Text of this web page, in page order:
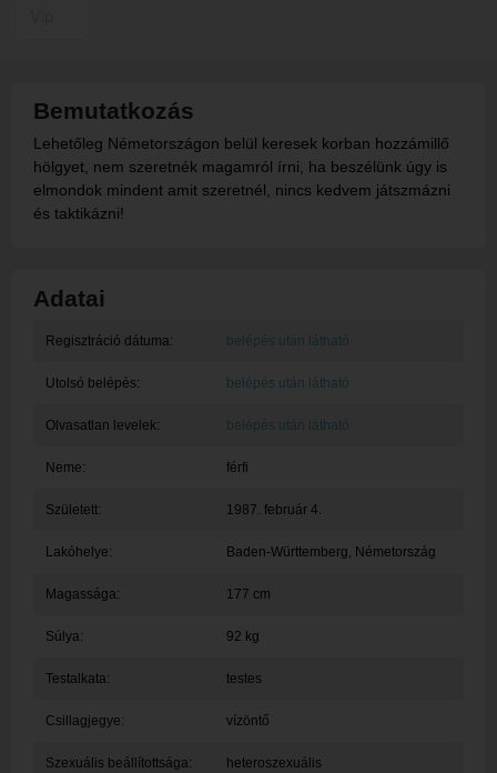
Bemutatkozás
Lehetőleg Németországon belül keresek korban hozzámillő
hölgyet, nem szeretnék magamról írni, ha beszélünk úgy is
elmondok mindent amit szeretnél, nincs kedvem játszmázni
és taktikázni!
Adatai
Regisztráció dátuma: belépés után látható
Utolsó belépés: belépés után látható
Olvasatlan levelek: belépés után látható
Neme: férfi
Született: 1987. február 4.
Lakóhelye: Baden-Württemberg, Németország
Magassága: 177 cm
Súlya: 92 kg
Testalkata: testes
Csillagjegye: vízöntő
Szexuális beállítottsága: heteroszexuális